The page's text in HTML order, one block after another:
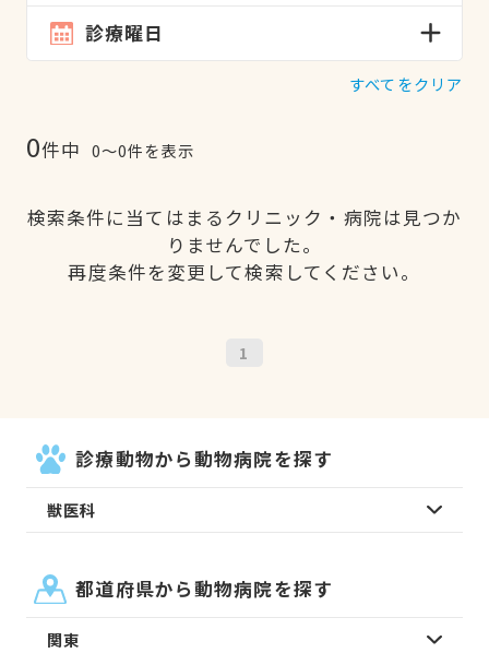
診療曜日
すべてをクリア
0件中 0〜0件を表示
検索条件に当てはまるクリニック・病院は見つか
りませんでした。
再度条件を変更して検索してください。
1
診療動物から動物病院を探す
獣医科
都道府県から動物病院を探す
関東